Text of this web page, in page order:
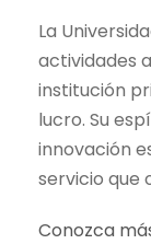
La
actividades
institución
lucro. Su
innovación
servicio que
Conozca